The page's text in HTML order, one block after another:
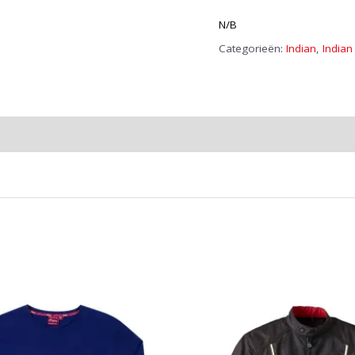
special
aantal
N/B
Categorieën:Indian,